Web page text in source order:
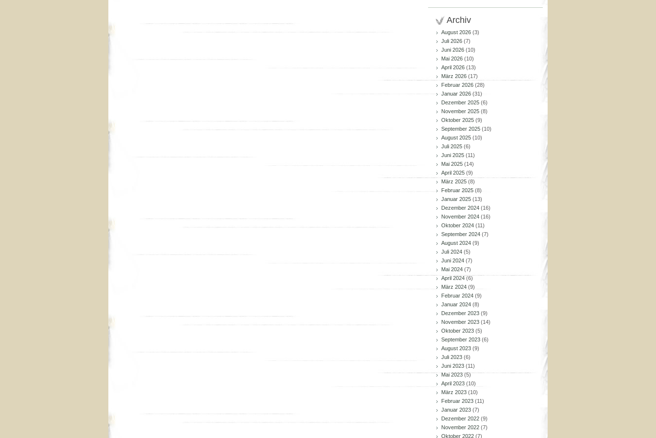
Archiv
August 2026 (3)
Juli 2026 (7)
Juni 2026 (10)
Mai 2026 (10)
April 2026 (13)
März 2026 (17)
Februar 2026 (28)
Januar 2026 (31)
Dezember 2025 (6)
November 2025 (8)
Oktober 2025 (9)
September 2025 (10)
August 2025 (10)
Juli 2025 (6)
Juni 2025 (11)
Mai 2025 (14)
April 2025 (9)
März 2025 (8)
Februar 2025 (8)
Januar 2025 (13)
Dezember 2024 (16)
November 2024 (16)
Oktober 2024 (11)
September 2024 (7)
August 2024 (9)
Juli 2024 (5)
Juni 2024 (7)
Mai 2024 (7)
April 2024 (6)
März 2024 (9)
Februar 2024 (9)
Januar 2024 (8)
Dezember 2023 (9)
November 2023 (14)
Oktober 2023 (5)
September 2023 (6)
August 2023 (9)
Juli 2023 (6)
Juni 2023 (11)
Mai 2023(5)
April 2023 (10)
März 2023 (10)
Februar 2023 (11)
Januar 2023 (7)
Dezember 2022 (9)
November 2022 (7)
Oktober 2022 (7)